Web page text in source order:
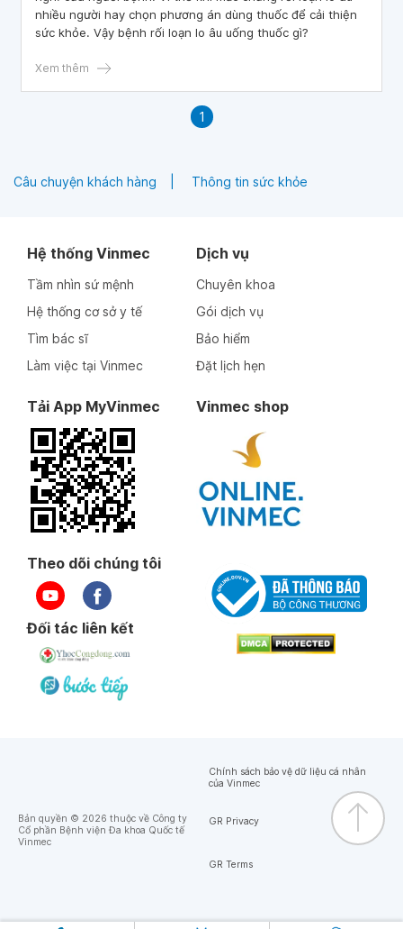
nhiều người hay chọn phương án dùng thuốc để cải thiện
sức khỏe. Vậy bệnh rối loạn lo âu uống thuốc gì?
Xem thêm
1
Câu chuyện khách hàng Thông tin sức khỏe
Hệ thống Vinmec
Tầm nhìn sứ mệnh
Hệ thống cơ sở y tế
Tìm bác sĩ
Làm việc tại Vinmec
Dịch vụ
Chuyên khoa
Gói dịch vụ
Bảo hiểm
Đặt lịch hẹn
Tải App MyVinmec Vinmec shop
Theo dõi chúng tôi
Đối tác liên kết
Bản quyền © 2026 thuộc về Công ty
Cổ phần Bệnh viện Đa khoa Quốc tế
Vinmec
Chính sách bảo vệ dữ liệu cá nhân
của Vinmec
GR Privacy
GR Terms